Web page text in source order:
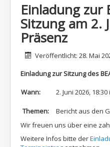
Einladung zur
Sitzung am 2.
Präsenz
DetailsVeröffentlicht: 28. Mai
Einladung zur Sitzung des
Wann: 2. Juni 2026,
Themen:
Bericht aus den
Wir freuen uns über eine
Weitere Infos bitte der